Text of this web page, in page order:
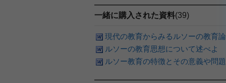
一緒に購入された資料(39)
現代の教育からみるルソーの教育
ルソーの教育思想について述べよ
ルソー教育の特徴とその意義や問